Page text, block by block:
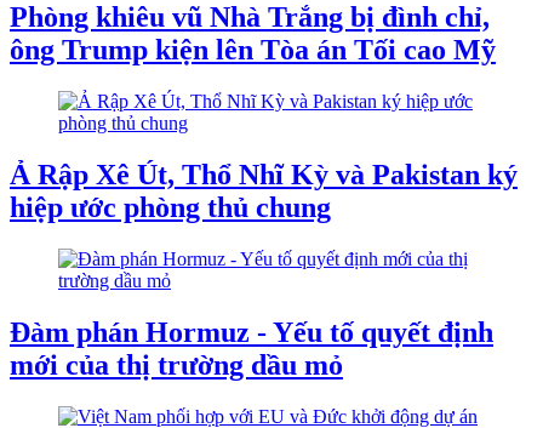
Phòng khiêu vũ Nhà Trắng bị đình chỉ,
ông Trump kiện lên Tòa án Tối cao Mỹ
Ả Rập Xê Út, Thổ Nhĩ Kỳ và Pakistan ký
hiệp ước phòng thủ chung
Đàm phán Hormuz - Yếu tố quyết định
mới của thị trường dầu mỏ